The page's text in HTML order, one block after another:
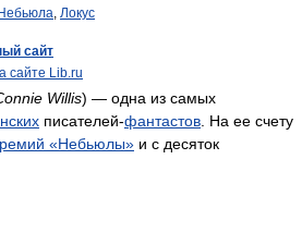
Небьюла, Локус
сайт
сайте Lib.ru
Willis) — одна из самых
писателей-фантастов . На ее счету
«Небьюлы» и с десяток